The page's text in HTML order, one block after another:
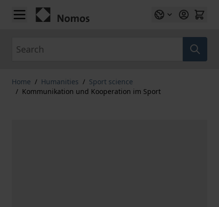
Skip to Content
Home / Humanities / Sport science
/ Kommunikation und Kooperation im Sport